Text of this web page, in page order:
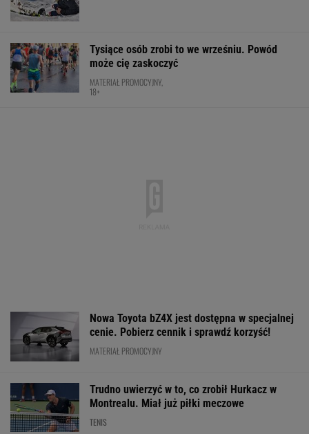
Tysiące osób zrobi to we wrześniu. Powód
może cię zaskoczyć
MATERIAŁ PROMOCYJNY,
18+
Nowa Toyota bZ4X jest dostępna w specjalnej
cenie. Pobierz cennik i sprawdź korzyść!
MATERIAŁ PROMOCYJNY
Trudno uwierzyć w to, co zrobił Hurkacz w
Montrealu. Miał już piłki meczowe
TENIS